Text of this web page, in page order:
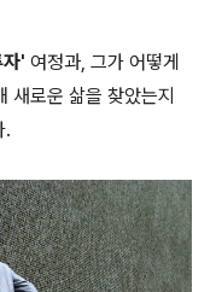
' 여정과, 그가 어떻게
로운 삶을 찾았는지
.